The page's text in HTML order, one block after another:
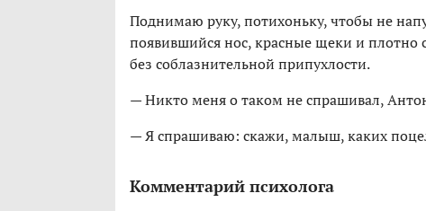
Поднимаю руку, потихоньку, чтобы не
появившийся нос, красные щеки и
без соблазнительной припухлости.
— Никто меня о таком не спрашивал,
— Я спрашиваю: скажи, малыш, каких
Комментарий психолога